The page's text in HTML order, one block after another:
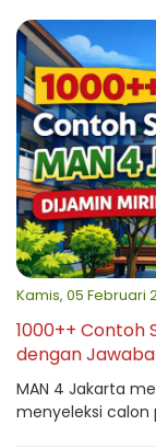
Kamis, 05 Februari
1000++ Contoh
dengan
MAN 4 Jakarta
menyeleksi calon